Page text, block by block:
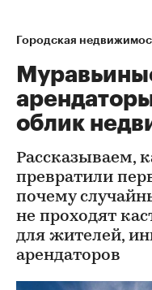
Городская
облик
Рассказываем,
превратили
почему
не проходят
для жителей,
арендаторов